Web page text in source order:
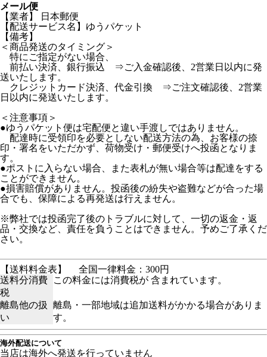
メール便
【業者】 日本郵便
【配送サービス名】ゆうパケット
【備考】
＜商品発送のタイミング＞
特にご指定がない場合、
前払い決済、銀行振込 ⇒ご入金確認後、2営業日以内に発
送いたします。
クレジットカード決済、代金引換 ⇒ご注文確認後、2営業
日以内に発送いたします。
＜注意事項＞
●ゆうパケット便は宅配便と違い手渡しではありません。
配達時に受領印を必要としない配送方法の為、お客様の捺
印・署名をいただかず、荷物受け・郵便受けへ投函となりま
す。
●ポストに入らない場合、また表札が無い場合等は配達をする
ことができません。
●損害賠償がありません。投函後の紛失や盗難などが合った場
合でも、保障による再発送は行えません。
※弊社では投函完了後のトラブルに対して、一切の返金・返
品・交換など、責任を負うことはできません。予めご了承くだ
さい。
【送料料金表】
全国一律料金：300円
送料分消費
税
この料金には消費税が 含まれています。
離島他の扱
い
離島・一部地域は追加送料がかかる場合がありま
す。
海外配送について
当店は海外へ発送を行っていません